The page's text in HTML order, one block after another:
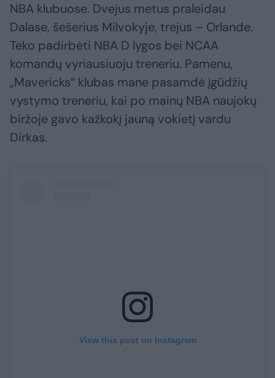
NBA klubuose. Dvejus metus praleidau
Dalase, šešerius Milvokyje, trejus – Orlande.
Teko padirbėti NBA D lygos bei NCAA
komandų vyriausiuoju treneriu. Pamenu,
„Mavericks“ klubas mane pasamdė įgūdžių
vystymo treneriu, kai po mainų NBA naujokų
biržoje gavo kažkokį jauną vokietį vardu
Dirkas.
View this post on Instagram